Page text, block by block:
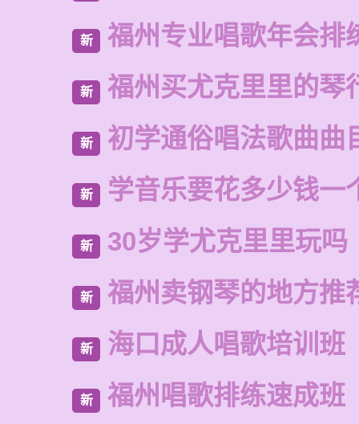
新 福州专业唱歌年会排
新 福州买尤克里里的琴
新 初学通俗唱法歌曲曲
新 学音乐要花多少钱一
新 30岁学尤克里里玩吗
新 福州卖钢琴的地方推
新 海口成人唱歌培训班
新 福州唱歌排练速成班